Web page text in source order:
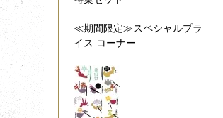
≪期間限定≫スペシャルプラ
イス コーナー